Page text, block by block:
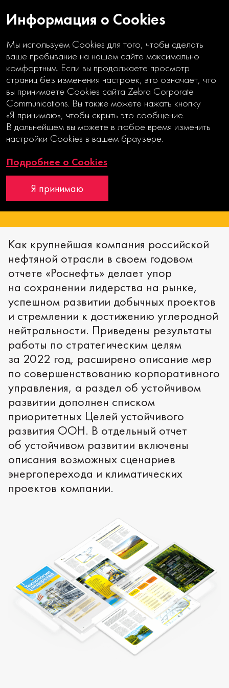
ДУХ ЛИДЕРСТВА
Годовой отчет
Отчет об устойчивом развитии
Как крупнейшая компания российской
нефтяной отрасли в своем годовом
отчете «Роснефть» делает упор
на сохранении лидерства на рынке,
успешном развитии добычных проектов
и стремлении к достижению углеродной
нейтральности. Приведены результаты
работы по стратегическим целям
за 2022 год, расширено описание мер
по совершенствованию корпоративного
управления, а раздел об устойчивом
развитии дополнен списком
приоритетных Целей устойчивого
развития ООН. В отдельный отчет
об устойчивом развитии включены
описания возможных сценариев
энергоперехода и климатических
проектов компании.
Информация о Cookies
Мы используем Cookies для того, чтобы сделать
ваше пребывание на нашем сайте максимально
комфортным. Если вы продолжаете просмотр
страниц без изменения настроек, это означает, что
вы принимаете Cookies сайта Zebra Corporate
Communications. Вы также можете нажать кнопку
«Я принимаю», чтобы скрыть это сообщение.
В дальнейшем вы можете в любое время изменить
настройки Cookies в вашем браузере.
Подробнее о Cookies
Я принимаю